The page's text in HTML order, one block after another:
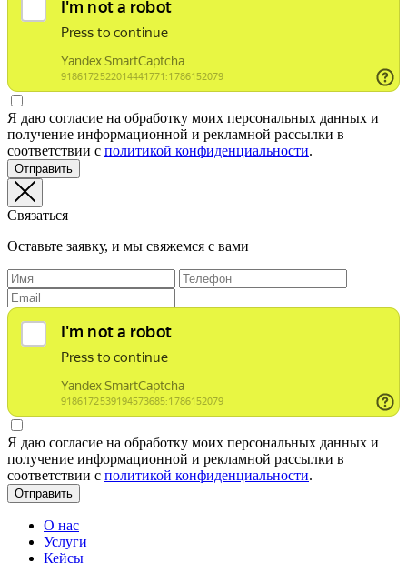
Я даю согласие на обработку моих персональных данных и
получение информационной и рекламной рассылки в
соответствии с политикой конфиденциальности.
Отправить
Связаться
Оставьте заявку, и мы свяжемся с вами
Я даю согласие на обработку моих персональных данных и
получение информационной и рекламной рассылки в
соответствии с политикой конфиденциальности.
Отправить
О нас
Услуги
Кейсы